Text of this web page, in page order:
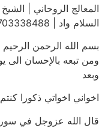
المعالج الروحاني |
السلام واد | 0014703338488
بسم الله الرحمن
ومن تبعه بالإحسان الى
وبعد
اخواني اخواتي ذكورا كنتم